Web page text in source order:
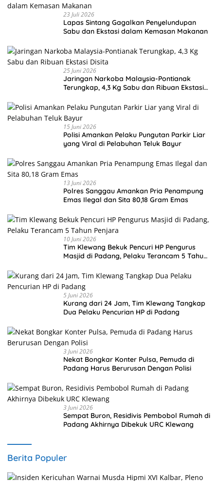
23 Juli 2026
Lapas Sintang Gagalkan Penyelundupan
Sabu dan Ekstasi dalam Kemasan Makanan
25 Juni 2026
Jaringan Narkoba Malaysia-Pontianak
Terungkap, 4,3 Kg Sabu dan Ribuan Ekstasi
15 Juni 2026
Polisi Amankan Pelaku Pungutan Parkir Liar
yang Viral di Pelabuhan Teluk Bayur
13 Juni 2026
Polres Sanggau Amankan Pria Penampung
Emas Ilegal dan Sita 80,18 Gram Emas
10 Juni 2026
Tim Klewang Bekuk Pencuri HP Pengurus
Masjid di Padang, Pelaku Terancam 5 Tahun
5 Juni 2026
Kurang dari 24 Jam, Tim Klewang Tangkap
Dua Pelaku Pencurian HP di Padang
3 Juni 2026
Nekat Bongkar Konter Pulsa, Pemuda di
Padang Harus Berurusan Dengan Polisi
3 Juni 2026
Sempat Buron, Residivis Pembobol Rumah di
Padang Akhirnya Dibekuk URC Klewang
Berita Populer